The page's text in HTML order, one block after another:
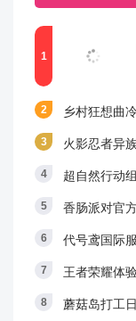
乡村狂想曲
火影忍者异
超自然行动
香肠派对官
代号鸢国际服
王者荣耀体
蘑菇岛打工